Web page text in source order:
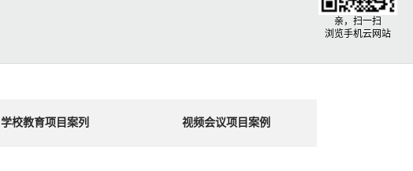
学校教育项目案列 视频会议项目案例
亲，扫一扫
浏览手机云网站